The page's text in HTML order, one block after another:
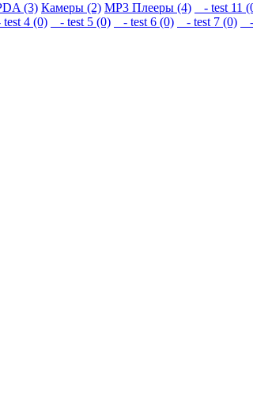
(3) Камеры (2) MP3 Плееры (4) - test 11
4 (0) - test 5 (0) - test 6 (0) - test 7 (0) -